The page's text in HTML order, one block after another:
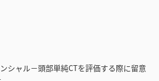
シャル－頭部単純CTを評価する際に留意